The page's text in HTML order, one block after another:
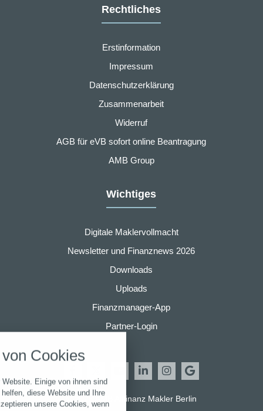
Rechtliches
Erstinformation
Impressum
Datenschutzerklärung
Zusammenarbeit
Widerruf
AGB für eVB sofort online Beantragung
AMB Group
Wichtiges
Digitale Maklervollmacht
Newsletter und Finanznews 2026
Downloads
Uploads
Finanzmanager-App
Partner-Login
© 2026 AMB Allfinanz Makler Berlin
Cookies
Einige von ihnen sind
diese Website und Ihre
unsere Cookies, wenn
folgende Kategorien zu
Notwendig